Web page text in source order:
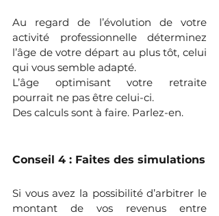
Au regard de l’évolution de votre
activité professionnelle déterminez
l’âge de votre départ au plus tôt, celui
qui vous semble adapté.
L’âge optimisant votre retraite
pourrait ne pas être celui-ci.
Des calculs sont à faire. Parlez-en.
Si vous avez la possibilité d’arbitrer le
montant de vos revenus entre